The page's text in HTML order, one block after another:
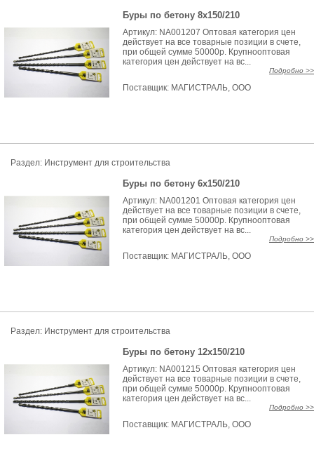
Буры по бетону 8х150/210
Артикул: NA001207 Оптовая категория цен
действует на все товарные позиции в счете,
при общей сумме 50000р. Крупнооптовая
категория цен действует на вс...
Подробно >>
Поставщик: МАГИСТРАЛЬ, ООО
Раздел: Инструмент для строительства
Буры по бетону 6х150/210
Артикул: NA001201 Оптовая категория цен
действует на все товарные позиции в счете,
при общей сумме 50000р. Крупнооптовая
категория цен действует на вс...
Подробно >>
Поставщик: МАГИСТРАЛЬ, ООО
Раздел: Инструмент для строительства
Буры по бетону 12х150/210
Артикул: NA001215 Оптовая категория цен
действует на все товарные позиции в счете,
при общей сумме 50000р. Крупнооптовая
категория цен действует на вс...
Подробно >>
Поставщик: МАГИСТРАЛЬ, ООО